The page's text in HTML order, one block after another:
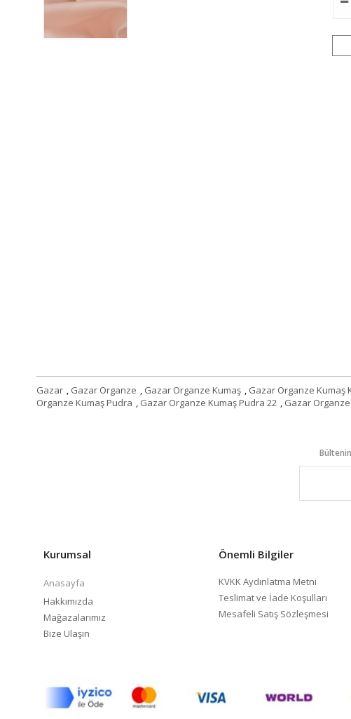
Gazar , Gazar Organze , Gazar Organze Kumaş , Gazar Organze Kumaş
Organze Kumaş Pudra , Gazar Organze Kumaş Pudra 22 , Gazar
Kurumsal
Anasayfa
Hakkımızda
Mağazalarımız
Bize Ulaşın
Önemli Bilgiler
KVKK Aydınlatma Metni
Teslimat ve İade Koşulları
Mesafeli Satış Sözleşmesi